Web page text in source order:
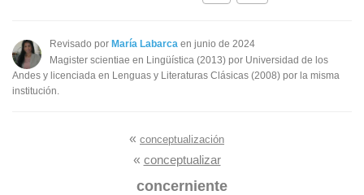
Existen sinónimos incorrectos
Ninguno de los sinónimos presentados me ayudó
Revisado por María Labarca en junio de 2024
Magister scientiae en Lingüística (2013) por Universidad de los
Andes y licenciada en Lenguas y Literaturas Clásicas (2008) por la misma
institución.
« conceptualización
« conceptualizar
concerniente